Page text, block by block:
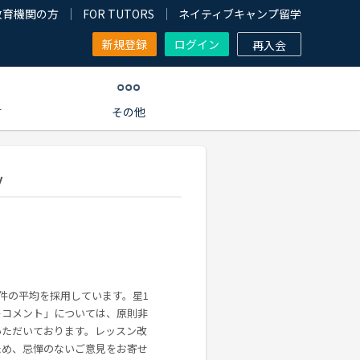
機関の方 FOR TUTORS
ネイティブキャンプ留学
新規登録
ログイン 再入会
その他
の平均を採用しています。星1
メント」については、原則非
だいております。レッスン改
、忌憚のないご意見をお寄せ